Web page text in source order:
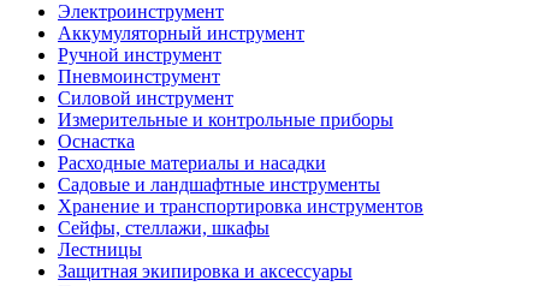
Электроинструмент
Аккумуляторный инструмент
Ручной инструмент
Пневмоинструмент
Силовой инструмент
Измерительные и контрольные приборы
Оснастка
Расходные материалы и насадки
Садовые и ландшафтные инструменты
Хранение и транспортировка инструментов
Сейфы, стеллажи, шкафы
Лестницы
Защитная экипировка и аксессуары